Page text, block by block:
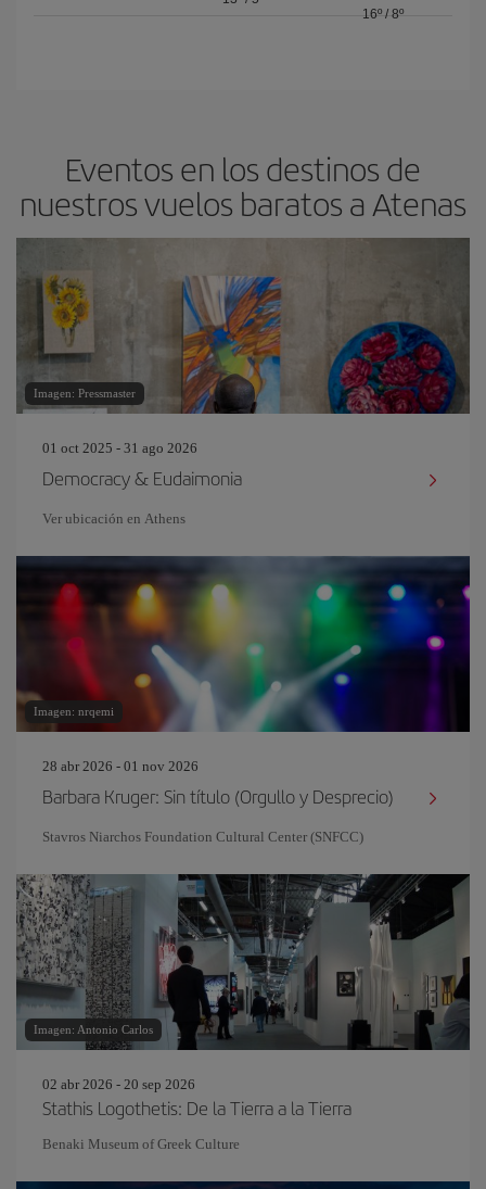
16º/ 8º
Eventos en los destinos de
nuestros vuelos baratos a Atenas
Imagen: Pressmaster
01 oct 2025 - 31 ago 2026
Democracy & Eudaimonia
Ver ubicación en Athens
Imagen: nrqemi
28 abr 2026 - 01 nov 2026
Barbara Kruger: Sin título (Orgullo y Desprecio)
Stavros Niarchos Foundation Cultural Center (SNFCC)
Imagen: Antonio Carlos
02 abr 2026 - 20 sep 2026
Stathis Logothetis: De la Tierra a la Tierra
Benaki Museum of Greek Culture